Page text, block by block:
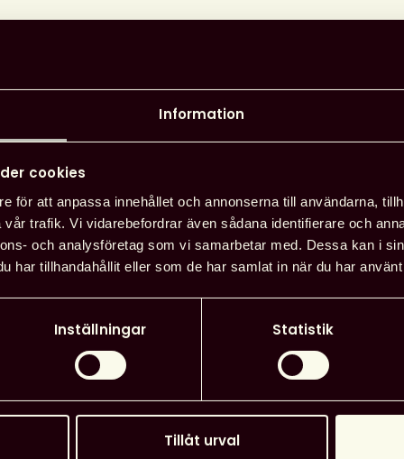
Information
cookies
för att anpassa innehållet och annonserna till användarna,
trafik. Vi vidarebefordrar även sådana identifierare och
och analysföretag som vi samarbetar med. Dessa kan i
har tillhandahållit eller som de har samlat in när du har
Inställningar Statistik
Tillåt urval
Skolbibliotekets
med en särskild dag
mellan Nationella
alla lärosäten som har biblioteks-
utbildningar. Efter synpunkter från
så att det
dag i Sverige. Detta för att
eller på ett lov.
vara med och bidra till att fler
betydelse för barn och unga.
Arrangör
Datum: